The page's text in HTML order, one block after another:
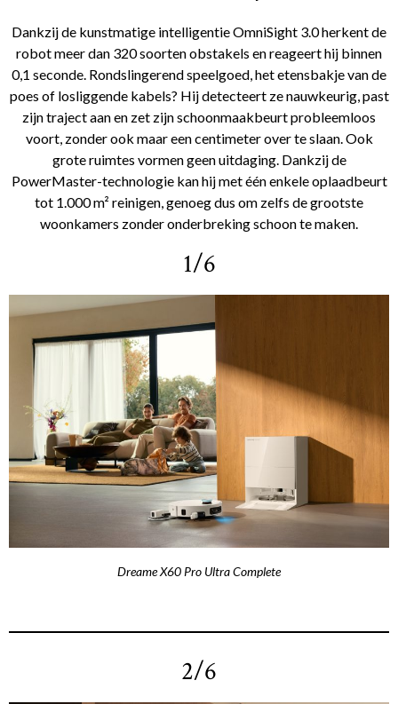
Dankzij de kunstmatige intelligentie OmniSight 3.0 herkent de
robot meer dan 320 soorten obstakels en reageert hij binnen
0,1 seconde. Rondslingerend speelgoed, het etensbakje van de
poes of losliggende kabels? Hij detecteert ze nauwkeurig, past
zijn traject aan en zet zijn schoonmaakbeurt probleemloos
voort, zonder ook maar een centimeter over te slaan. Ook
grote ruimtes vormen geen uitdaging. Dankzij de
PowerMaster-technologie kan hij met één enkele oplaadbeurt
tot 1.000 m² reinigen, genoeg dus om zelfs de grootste
woonkamers zonder onderbreking schoon te maken.
1/6
Dreame X60 Pro Ultra Complete
2/6